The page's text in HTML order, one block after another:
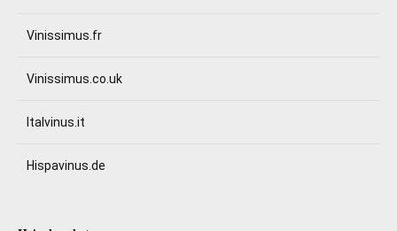
Vinissimus.fr
Vinissimus.co.uk
Italvinus.it
Hispavinus.de